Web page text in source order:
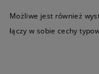
Możliwe jest również
łączy w sobie cechy